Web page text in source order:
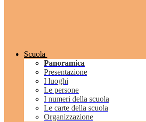
Scuola
Panoramica
Presentazione
I luoghi
Le persone
I numeri della scuola
Le carte della scuola
Organizzazione